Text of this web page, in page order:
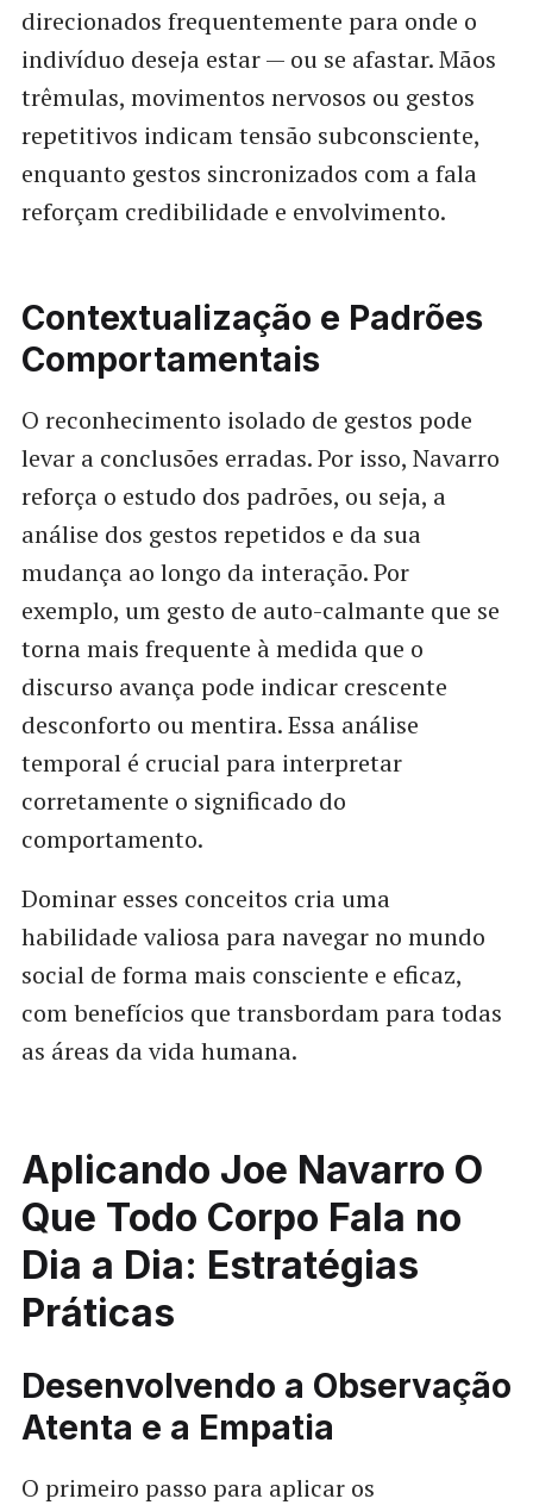
direcionados frequentemente para onde o
indivíduo deseja estar — ou se afastar. Mãos
trêmulas, movimentos nervosos ou gestos
repetitivos indicam tensão subconsciente,
enquanto gestos sincronizados com a fala
reforçam credibilidade e envolvimento.
Contextualização e Padrões
Comportamentais
O reconhecimento isolado de gestos pode
levar a conclusões erradas. Por isso, Navarro
reforça o estudo dos padrões, ou seja, a
análise dos gestos repetidos e da sua
mudança ao longo da interação. Por
exemplo, um gesto de auto-calmante que se
torna mais frequente à medida que o
discurso avança pode indicar crescente
desconforto ou mentira. Essa análise
temporal é crucial para interpretar
corretamente o significado do
comportamento.
Dominar esses conceitos cria uma
habilidade valiosa para navegar no mundo
social de forma mais consciente e eficaz,
com benefícios que transbordam para todas
as áreas da vida humana.
Aplicando Joe Navarro O
Que Todo Corpo Fala no
Dia a Dia: Estratégias
Práticas
Desenvolvendo a Observação
Atenta e a Empatia
O primeiro passo para aplicar os